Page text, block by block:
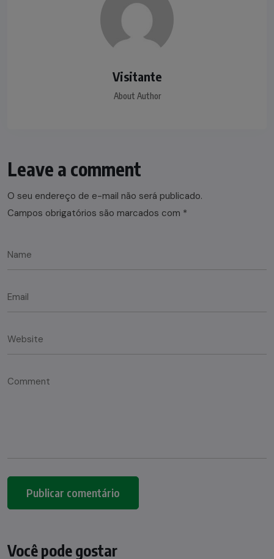
Visitante
About Author
Leave a comment
O seu endereço de e-mail não será publicado.
Campos obrigatórios são marcados com *
Você pode gostar